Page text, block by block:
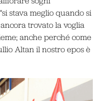
stava meglio quando si
ancora trovato la voglia
anche perché come
Altan il nostro epos è